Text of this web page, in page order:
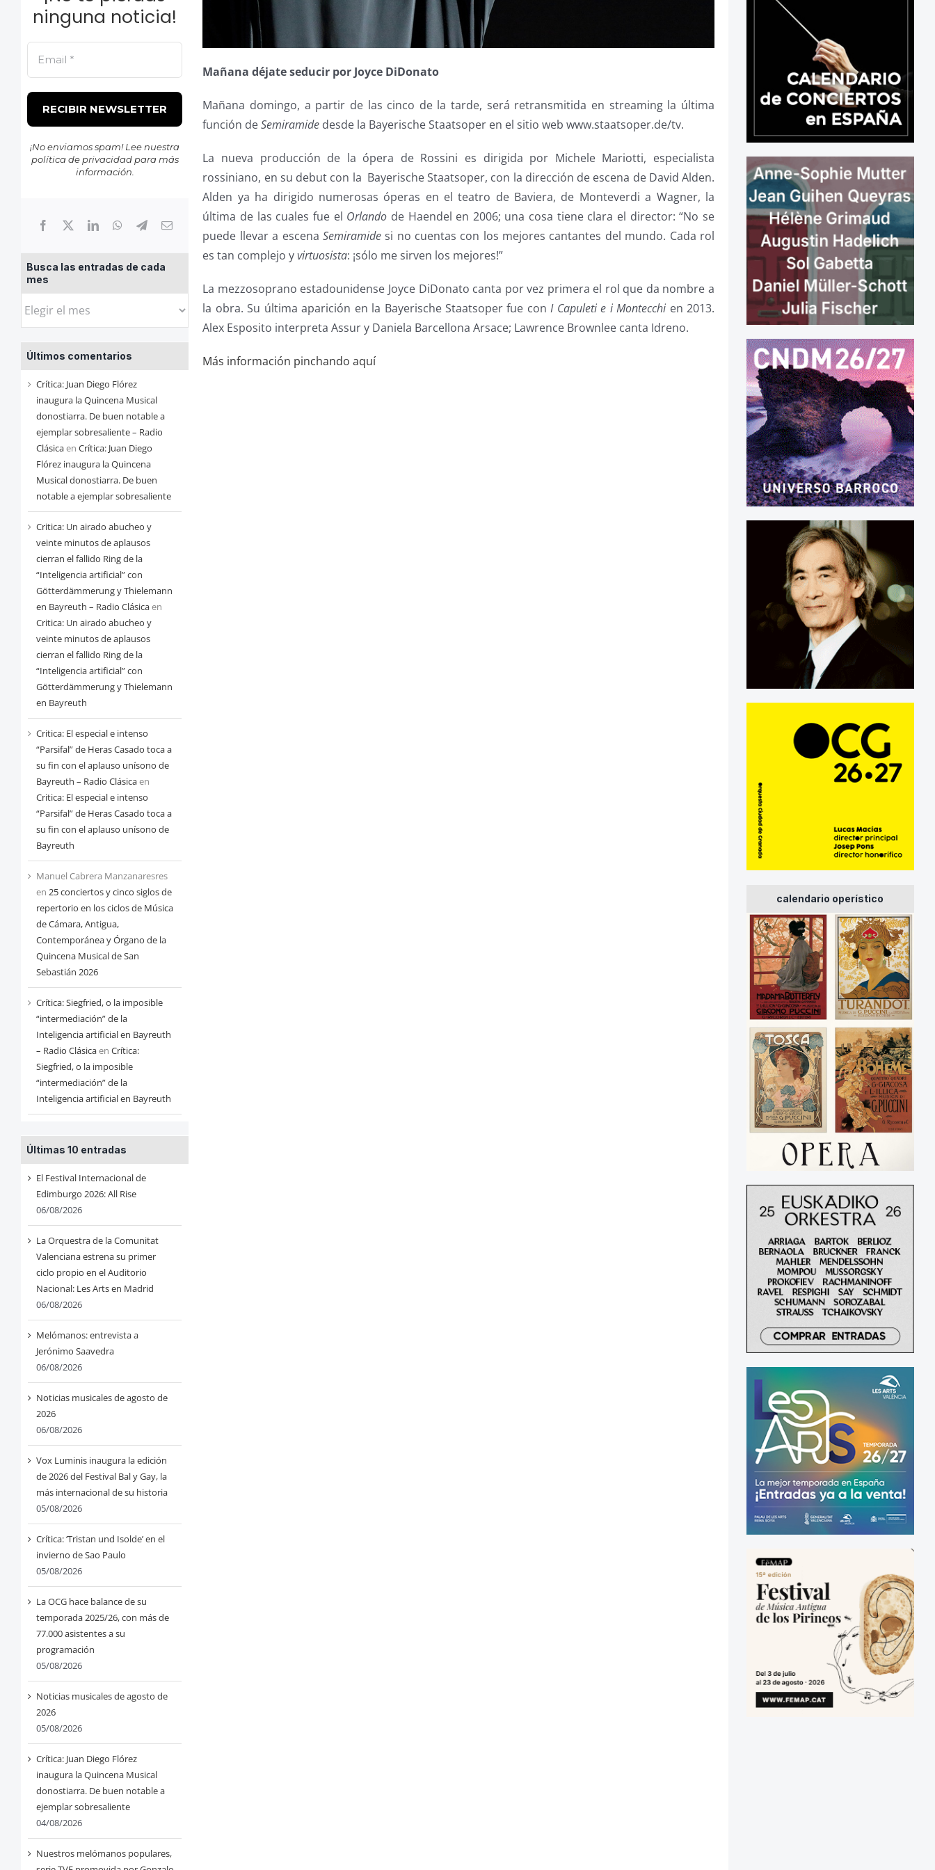
ninguna noticia!
¡No enviamos spam! Lee nuestra
política de privacidadpara más
información.
Busca las entradas de cada
mes
Busca
entradas
de
cada
mes
Últimos comentarios
Crítica: Juan Diego Flórez
inaugura la Quincena Musical
donostiarra. De buen notable a
ejemplar sobresaliente – Radio
Clásicaen Crítica: Juan Diego
Flórez inaugura la Quincena
Musical donostiarra. De buen
notable a ejemplar sobresaliente
Critica: Un airado abucheo y
veinte minutos de aplausos
cierran el fallido Ring de la
“Inteligencia artificial” con
Götterdämmerung y Thielemann
en Bayreuth – Radio Clásicaen
Critica: Un airado abucheo y
veinte minutos de aplausos
cierran el fallido Ring de la
“Inteligencia artificial” con
Götterdämmerung y Thielemann
en Bayreuth
Critica: El especial e intenso
“Parsifal” de Heras Casado toca a
su fin con el aplauso unísono de
Bayreuth – Radio Clásicaen
Critica: El especial e intenso
“Parsifal” de Heras Casado toca a
su fin con el aplauso unísono de
Bayreuth
Manuel Cabrera Manzanaresres
en 25 conciertos y cinco siglos de
repertorio en los ciclos de Música
de Cámara, Antigua,
Contemporánea y Órgano de la
Quincena Musical de San
Sebastián 2026
Crítica: Siegfried, o la imposible
“intermediación” de la
Inteligencia artificial en Bayreuth
– Radio Clásicaen Crítica:
Siegfried, o la imposible
“intermediación” de la
Inteligencia artificial en Bayreuth
Últimas 10 entradas
El Festival Internacional de
Edimburgo 2026: All Rise
06/08/2026
La Orquestra de la Comunitat
Valenciana estrena su primer
ciclo propio en el Auditorio
Nacional: Les Arts en Madrid
06/08/2026
Melómanos: entrevista a
Jerónimo Saavedra
06/08/2026
Noticias musicales de agosto de
2026
06/08/2026
Vox Luminis inaugura la edición
de 2026 del Festival Bal y Gay, la
más internacional de su historia
05/08/2026
Crítica: ‘Tristan und Isolde’ en el
invierno de Sao Paulo
05/08/2026
La OCG hace balance de su
temporada 2025/26, con más de
77.000 asistentes a su
programación
05/08/2026
Noticias musicales de agosto de
2026
05/08/2026
Crítica: Juan Diego Flórez
inaugura la Quincena Musical
donostiarra. De buen notable a
ejemplar sobresaliente
04/08/2026
Nuestros melómanos populares,
Mañana déjate seducir por Joyce DiDonato
Mañana domingo, a partir de las cinco de la tarde, será retransmitida en streaming la última
función deSemiramide desde la Bayerische Staatsoper en el sitio web www.staatsoper.de/tv.
La nueva producción de la ópera de Rossini es dirigida por Michele Mariotti, especialista
rossiniano, en su debut con la Bayerische Staatsoper, con la dirección de escena de David Alden.
Alden ya ha dirigido numerosas óperas en el teatro de Baviera, de Monteverdi a Wagner, la
última de las cuales fue el Orlando de Haendel en 2006; una cosa tiene clara el director: “No se
puede llevar a escena Semiramidesi no cuentas con los mejores cantantes del mundo. Cada rol
es tan complejo yvirtuosista: ¡sólo me sirven los mejores!”
La mezzosoprano estadounidense Joyce DiDonato canta por vez primera el rol que da nombre a
la obra. Su última aparición en la Bayerische Staatsoper fue conI Capuleti e i Montecchi en 2013.
Alex Esposito interpreta Assur y Daniela Barcellona Arsace; Lawrence Brownlee canta Idreno.
Más información pinchando aquí
calendario operístico